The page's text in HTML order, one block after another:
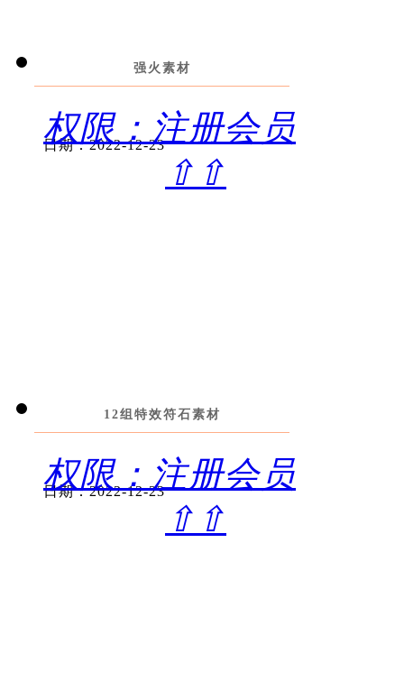
强火素材
权限：注册会员
⇧⇧
日期：2022-12-23
12组特效符石素材
权限：注册会员
⇧⇧
日期：2022-12-23